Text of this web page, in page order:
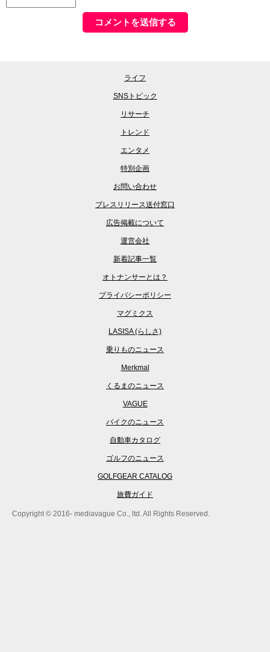
ライフ
SNSトピック
リサーチ
トレンド
エンタメ
特別企画
お問い合わせ
プレスリリース送付窓口
広告掲載について
運営会社
新着記事一覧
オトナンサーとは？
プライバシーポリシー
マグミクス
LASISA (らしさ)
乗りものニュース
Merkmal
くるまのニュース
VAGUE
バイクのニュース
自動車カタログ
ゴルフのニュース
GOLFGEAR CATALOG
旅費ガイド
Copyright © 2016- mediavague Co., ltd. All Rights Reserved.